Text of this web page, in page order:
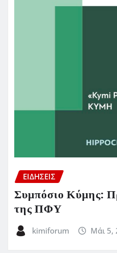
ΕΙΔΗΣΕΙΣ
Συμπόσιο Κύμης:
της ΠΦΥ
kimiforum Μάι 5,